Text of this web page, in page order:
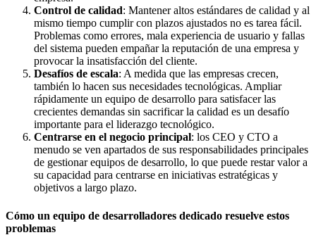
Control de calidad: Mantener altos estándares de calidad y al
mismo tiempo cumplir con plazos ajustados no es tarea fácil.
Problemas como errores, mala experiencia de usuario y fallas
del sistema pueden empañar la reputación de una empresa y
provocar la insatisfacción del cliente.
Desafíos de escala: A medida que las empresas crecen,
también lo hacen sus necesidades tecnológicas. Ampliar
rápidamente un equipo de desarrollo para satisfacer las
crecientes demandas sin sacrificar la calidad es un desafío
importante para el liderazgo tecnológico.
Centrarse en el negocio principal: los CEO y CTO a
menudo se ven apartados de sus responsabilidades principales
de gestionar equipos de desarrollo, lo que puede restar valor a
su capacidad para centrarse en iniciativas estratégicas y
objetivos a largo plazo.
Cómo un equipo de desarrolladores dedicado resuelve estos
problemas